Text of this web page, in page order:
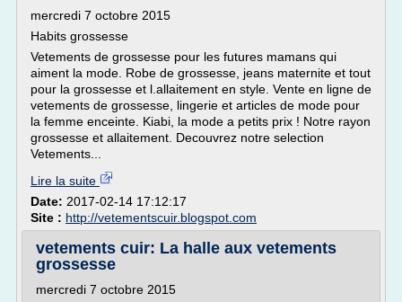
mercredi 7 octobre 2015
Habits grossesse
Vetements de grossesse pour les futures mamans qui
aiment la mode. Robe de grossesse, jeans maternite et tout
pour la grossesse et l.allaitement en style. Vente en ligne de
vetements de grossesse, lingerie et articles de mode pour
la femme enceinte. Kiabi, la mode a petits prix ! Notre rayon
grossesse et allaitement. Decouvrez notre selection
Vetements...
Lire la suite
Date: 2017-02-14 17:12:17
Site : http://vetementscuir.blogspot.com
vetements cuir: La halle aux vetements
grossesse
mercredi 7 octobre 2015